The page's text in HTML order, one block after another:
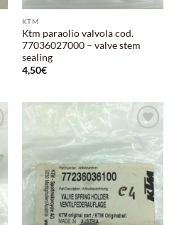
KTM
Ktm paraolio valvola cod.
77036027000 – valve stem
sealing
4,50€
Aggiungi
alla lista
dei
desideri